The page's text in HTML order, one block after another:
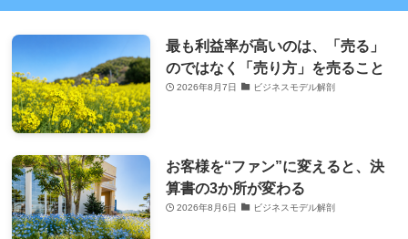
最も利益率が高いのは、「売る」
のではなく「売り方」を売ること
2026年8月7日 ビジネスモデル解剖
お客様を“ファン”に変えると、決
算書の3か所が変わる
2026年8月6日 ビジネスモデル解剖